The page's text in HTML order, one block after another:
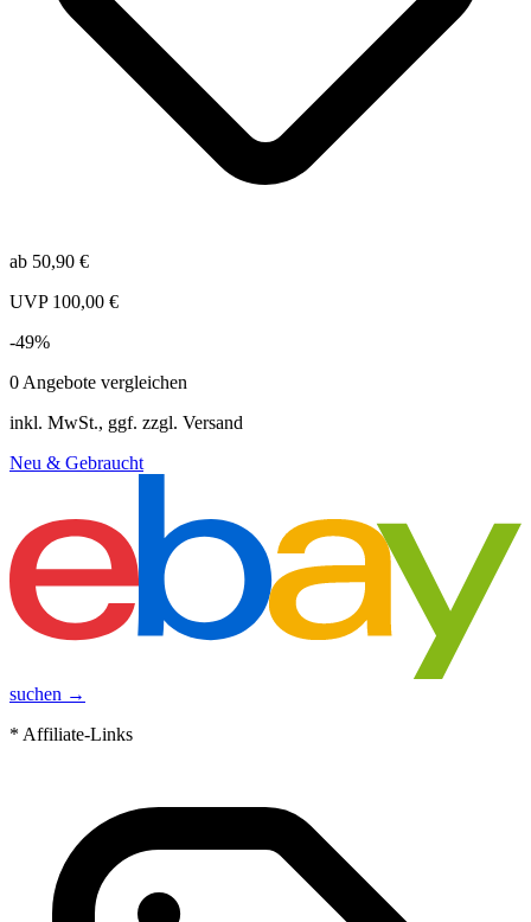
ab 50,90 €
UVP 100,00 €
-49%
0 Angebote vergleichen
inkl. MwSt., ggf. zzgl. Versand
Neu & Gebraucht
suchen →
* Affiliate-Links